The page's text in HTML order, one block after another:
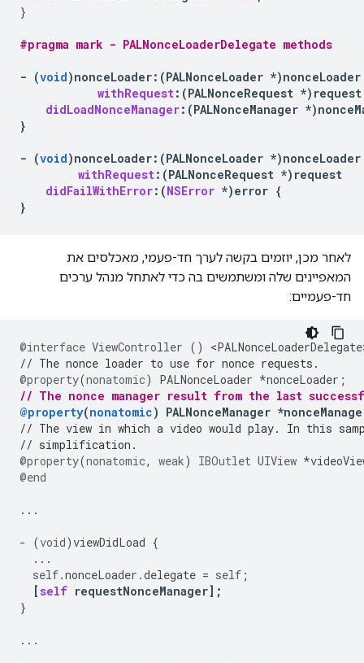
}
#pragma mark - PALNonceLoaderDelegate methods
- (void)nonceLoader: (PALNonceLoader *)nonceLoader
withRequest:(PALNonceRequest *) request
didLoadNonceManager:(PALNonceManager *)
}
- (void)nonceLoader: (PALNonceLoader *)nonceLoader
withRequest:(PALNonceRequest *) request
didFailWithError:(NSError *)error {
}
לאחר מכן, יוזמים בקשה לערך חד-פעמי, מאכלסים את
המאפיינים שלה ומשתמשים בה כדי לאתחל מנהל ערכים
חד-פעמיים:
@interface ViewController () <PALNonceLoaderDelegate
// The nonce loader to use for nonce requests.
@property(nonatomic) PALNonceLoader *nonceLoader ;
// The nonce manager result from the last
@property(nonatomic) PALNonceManager *
// The view in which a video would play. In this
// simplification.
@property(nonatomic, weak) IBOutlet UIView *
@end
...
- (void)viewDidLoad {
...
self.nonceLoader .delegate = self ;
[ self requestNonceManager];
}
...